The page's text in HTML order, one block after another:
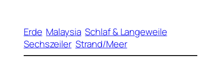
Erde Malaysia Schlaf & Langeweile
Sechszeiler Strand/Meer